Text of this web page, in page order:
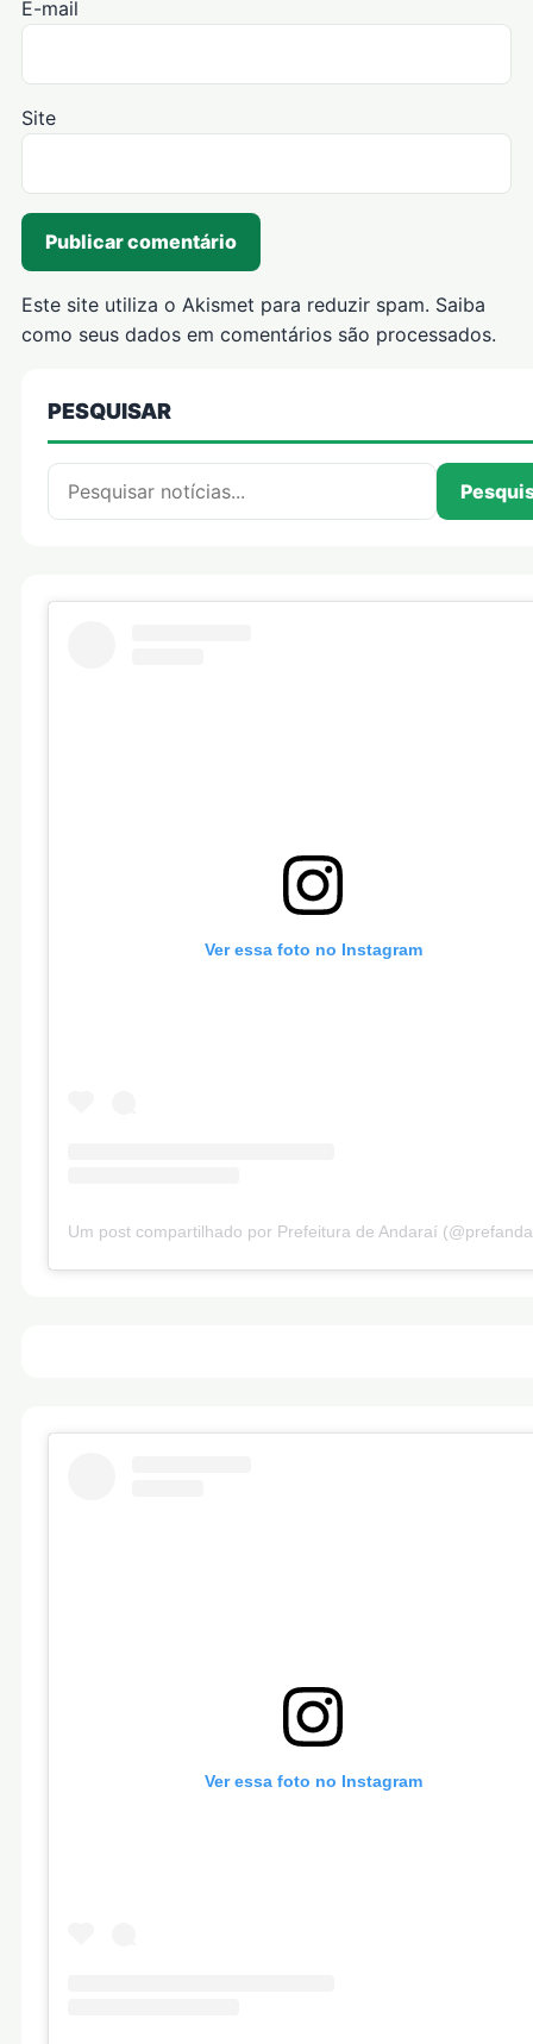
E-mail
Site
Este site utiliza o Akismet para reduzir spam. Saiba
como seus dados em comentários são processados.
PESQUISAR
Pesquisar por:
Ver essa foto no Instagram
Um post compartilhado por Prefeitura de Andaraí
Ver essa foto no Instagram